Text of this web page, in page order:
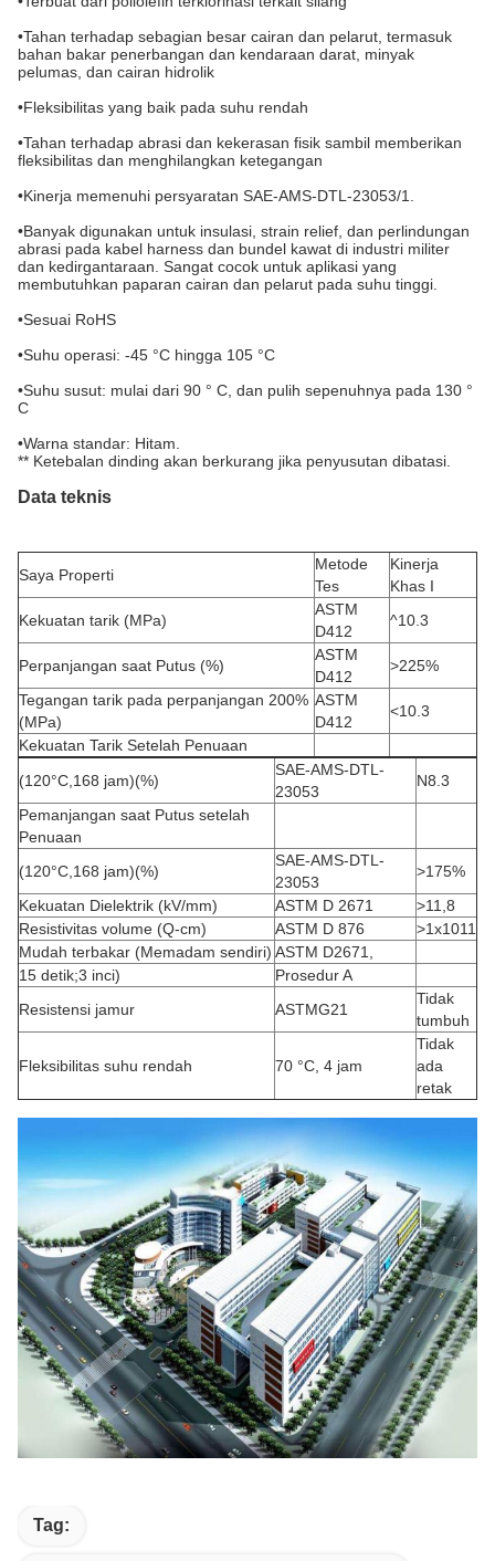
•Tahan terhadap sebagian besar cairan dan pelarut, termasuk
bahan bakar penerbangan dan kendaraan darat, minyak
pelumas, dan cairan hidrolik
•Fleksibilitas yang baik pada suhu rendah
•Tahan terhadap abrasi dan kekerasan fisik sambil memberikan
fleksibilitas dan menghilangkan ketegangan
•Kinerja memenuhi persyaratan SAE-AMS-DTL-23053/1.
•Banyak digunakan untuk insulasi, strain relief, dan perlindungan
abrasi pada kabel harness dan bundel kawat di industri militer
dan kedirgantaraan. Sangat cocok untuk aplikasi yang
membutuhkan paparan cairan dan pelarut pada suhu tinggi.
•Sesuai RoHS
•Suhu operasi: -45 °C hingga 105 °C
•Suhu susut: mulai dari 90 ° C, dan pulih sepenuhnya pada 130 °
C
•Warna standar: Hitam.
** Ketebalan dinding akan berkurang jika penyusutan dibatasi.
Data teknis
Saya Properti
Metode
Tes
Kinerja
Khas I
Kekuatan tarik (MPa)
ASTM
D412
^10.3
Perpanjangan saat Putus (%)
ASTM
D412
>225%
Tegangan tarik pada perpanjangan 200%
(MPa)
ASTM
D412
<10.3
Kekuatan Tarik Setelah Penuaan
(120°C,168 jam)(%)
SAE-AMS-DTL-
23053
N8.3
Pemanjangan saat Putus setelah
Penuaan
(120°C,168 jam)(%)
SAE-AMS-DTL-
23053
>175%
Kekuatan Dielektrik (kV/mm)
ASTM D 2671
>11,8
Resistivitas volume (Q-cm)
ASTM D 876
>1x1011
Mudah terbakar (Memadam sendiri) ASTM D2671,
15 detik;3 inci)
Prosedur A
Resistensi jamur
ASTMG21
Tidak
tumbuh
Fleksibilitas suhu rendah 70 °C, 4 jam
Tidak
ada
retak
Tag: